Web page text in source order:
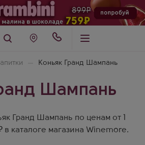
Коньяк Гранд Шампань
Шампань
Гранд Шампань по ценам от 1
в каталоге магазина Winemore.